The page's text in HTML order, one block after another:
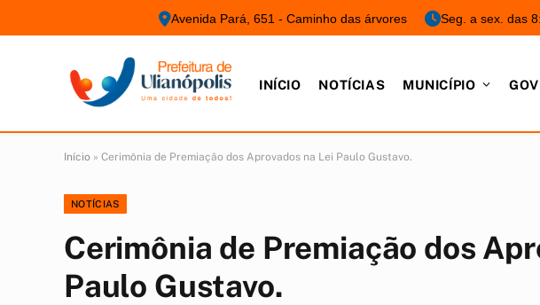
Avenida Pará, 651 - Caminho das árvores Seg. a sex. das
INÍCIO NOTÍCIAS MUNICÍPIO
Início » Cerimônia de Premiação dos Aprovados na Lei Paulo Gustavo.
NOTÍCIAS
Cerimônia de Premiação dos
Paulo Gustavo.